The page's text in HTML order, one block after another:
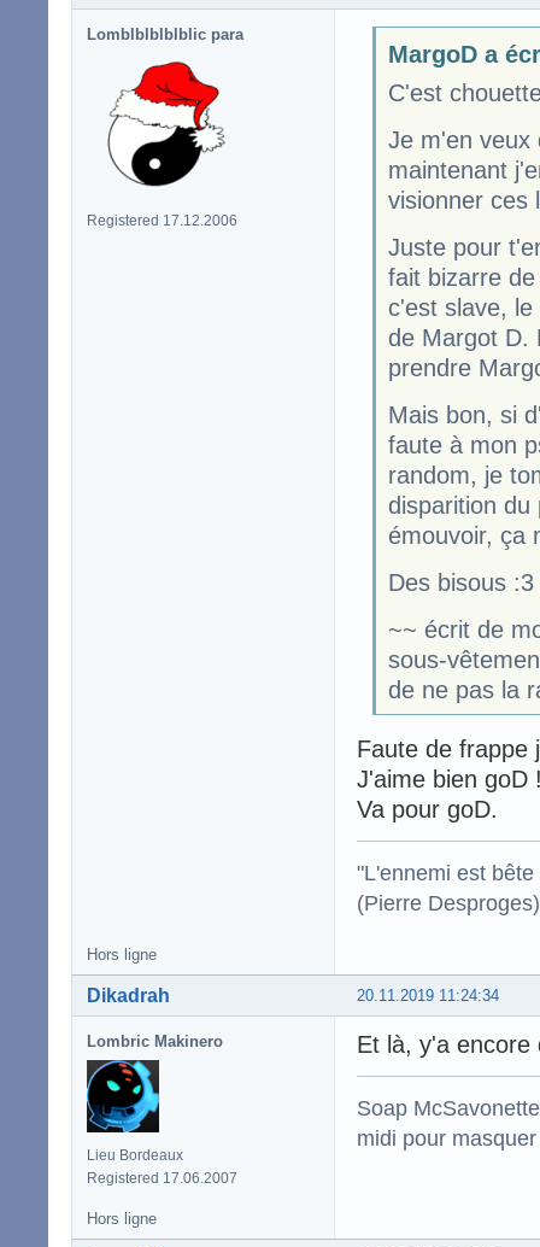
Lomblblblblblic para
Registered 17.12.2006
MargoD a
C'est
Je m'en veux
maintenant
visionner ces
Juste pour
fait bizarre
c'est slave,
de Margot D.
prendre
Mais bon, si
faute à mon
random, je
disparition
émouvoir, ça
Des bisous :3
~~ écrit de
sous-
de ne pas la
Faute de frappe
J'aime bien goD
Va pour goD.
"L'ennemi est
(Pierre Desproges)
Hors ligne
20.11.2019 11:24:34
Dikadrah
Lombric Makinero
Lieu Bordeaux
Registered 17.06.2007
Et là, y'a encore
Soap
midi pour
Hors ligne